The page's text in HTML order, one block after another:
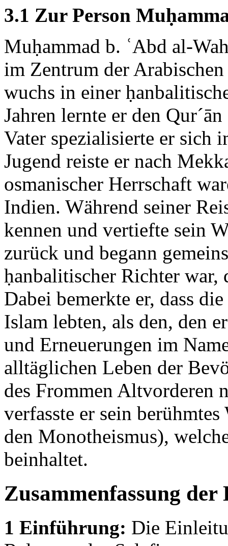
3.1 Zur Person
Muḥammad b. ʿAbd al-
im Zentrum der
wuchs in einer
Jahren lernte er den
Vater spezialisierte er sich
Jugend reiste er nach
osmanischer Herrschaft
Indien. Während seiner
kennen und vertiefte sein
zurück und begann
ḥanbalitischer Richter
Dabei bemerkte er, dass
Islam lebten, als den, den
und Erneuerungen im
alltäglichen Leben der
des Frommen Altvorderen
verfasste er sein
den Monotheismus),
beinhaltet.
Zusammenfassung der
1 Einführung: Die